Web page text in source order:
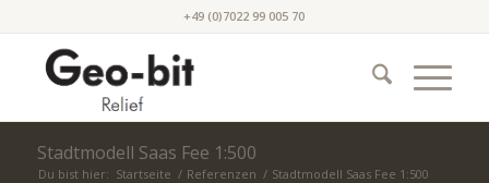
+49 (0)7022 99 005 70
Stadtmodell Saas Fee 1:500
Du bist hier: Startseite / Referenzen / Stadtmodell Saas Fee 1:500